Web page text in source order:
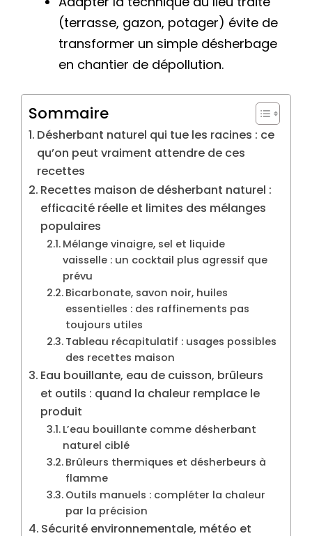
(terrasse, gazon, potager) évite de
transformer un simple désherbage
en chantier de dépollution.
Sommaire
Désherbant naturel qui tue les racines : ce
qu’on peut vraiment attendre de ces
recettes
Recettes maison de désherbant naturel :
efficacité réelle et limites des mélanges
populaires
Mélange vinaigre, sel et liquide
vaisselle : un cocktail plus agressif que
prévu
Bicarbonate, savon noir, huiles
essentielles : des raffinements pas
toujours utiles
Tableau récapitulatif : usages possibles
des recettes maison
Eau bouillante, eau de cuisson, brûleurs
et outils : quand la chaleur remplace le
produit
L’eau bouillante comme désherbant
naturel ciblé
Brûleurs thermiques et désherbeurs à
flamme
Outils manuels : compléter la chaleur
par la précision
Sécurité environnementale, météo et